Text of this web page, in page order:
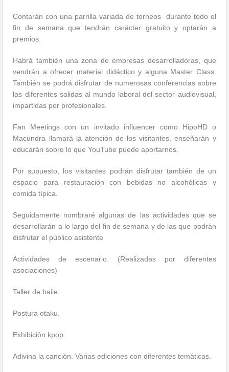
Contarán con una parrilla variada de torneos durante todo el
fin de semana que tendrán carácter gratuito y optarán a
premios.
Habrá también una zona de empresas desarrolladoras, que
vendrán a ofrecer material didáctico y alguna Master Class.
También se podrá disfrutar de numerosas conferencias sobre
las diferentes salidas al mundo laboral del sector audiovisual,
impartidas por profesionales.
Fan Meetings con un invitado influencer como HipoHD o
Macundra llamará la atención de los visitantes, enseñarán y
educarán sobre lo que YouTube puede aportarnos.
Por supuesto, los visitantes podrán disfrutar también de un
espacio para restauración con bebidas no alcohólicas y
comida típica.
Seguidamente nombraré algunas de las actividades que se
desarrollarán a lo largo del fin de semana y de las que podrán
disfrutar el público asistente
Actividades de escenario. (Realizadas por diferentes
asociaciones)
Taller de baile.
Postura otaku.
Exhibición kpop.
Adivina la canción. Varias ediciones con diferentes temáticas.